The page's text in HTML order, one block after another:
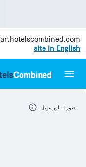
ar.hotelscombined.com
site in English
صور لـ تاور موتل